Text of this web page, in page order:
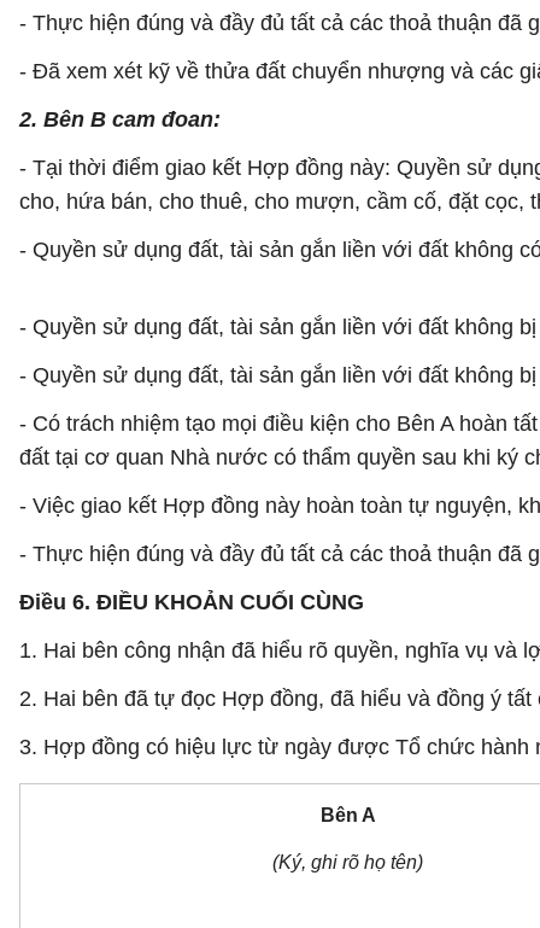
- Thực hiện đúng và đầy đủ tất cả các thoả thuận đã
- Đã xem xét kỹ về thửa đất chuyển nhượng và các
2. Bên B cam đoan:
- Tại thời điểm giao kết Hợp đồng này: Quyền sử
cho, hứa bán, cho thuê, cho mượn, cầm cố, đặt
- Quyền sử dụng đất, tài sản gắn liền với đất không
- Quyền sử dụng đất, tài sản gắn liền với đất không
- Quyền sử dụng đất, tài sản gắn liền với đất không
- Có trách nhiệm tạo mọi điều kiện cho Bên A hoàn
đất tại cơ quan Nhà nước có thẩm quyền sau khi ký
- Việc giao kết Hợp đồng này hoàn toàn tự nguyện,
- Thực hiện đúng và đầy đủ tất cả các thoả thuận đã
Điều 6. ĐIỀU KHOẢN CUỐI CÙNG
1. Hai bên công nhận đã hiểu rõ quyền, nghĩa vụ và
2. Hai bên đã tự đọc Hợp đồng, đã hiểu và đồng ý
3. Hợp đồng có hiệu lực từ ngày được Tổ chức hành
Bên A
(Ký, ghi rõ họ tên)